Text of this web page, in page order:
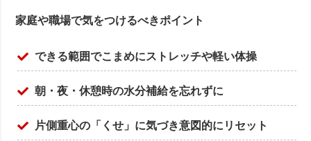
家庭や職場で気をつけるべきポイント
できる範囲でこまめにストレッチや軽い体操
朝・夜・休憩時の水分補給を忘れずに
片側重心の「くせ」に気づき意図的にリセット